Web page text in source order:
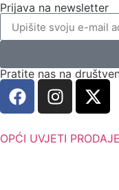
Prijava na newsletter
Pratite nas na
OPĆI UVJETI PRODAJE